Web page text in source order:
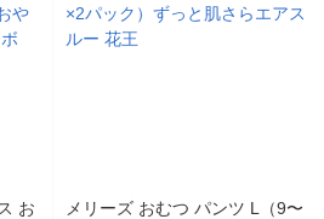
お
メリーズ おむつ パンツ L（9〜